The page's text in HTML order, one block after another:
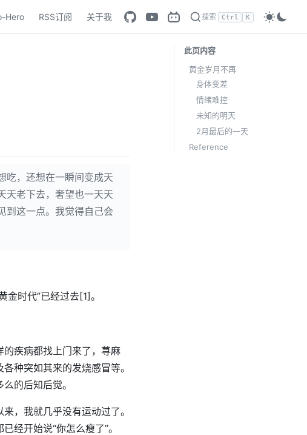
Hero RSS订阅 关于我 搜索 Ctrl K
吃，还想在一瞬间变成天
天老下去，奢望也一天天
到这一点。我觉得自己会
时代”已经过去[1]。
疾病都找上门来了，荨麻
种突如其来的发烧感冒等。
的后知后觉。
，我就几乎没有运动过了。
经开始说“你怎么瘦了”。
此页内容
黄金岁月不再
身体变差
情绪难控
未知的明天
2月最后的一天
Reference